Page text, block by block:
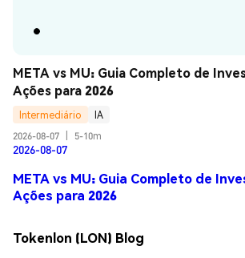
META vs MU: Guia Completo de
Ações para 2026
Intermediário
IA
2026-08-07
5-10m
2026-08-07
META vs MU: Guia Completo de
Ações para 2026
Tokenlon (LON) Blog